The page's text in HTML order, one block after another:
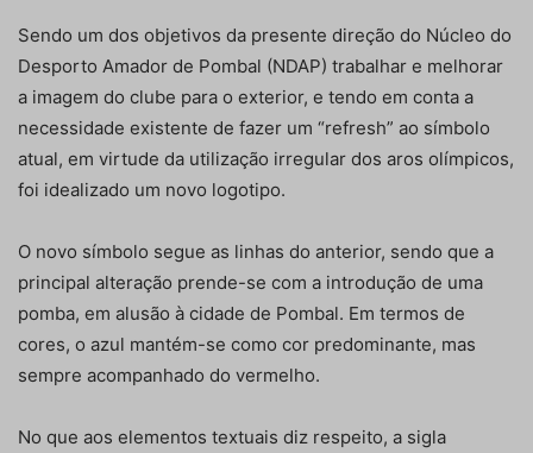
Sendo um dos objetivos da presente direção do Núcleo do
Desporto Amador de Pombal (NDAP) trabalhar e melhorar
a imagem do clube para o exterior, e tendo em conta a
necessidade existente de fazer um “refresh” ao símbolo
atual, em virtude da utilização irregular dos aros olímpicos,
foi idealizado um novo logotipo.
O novo símbolo segue as linhas do anterior, sendo que a
principal alteração prende-se com a introdução de uma
pomba, em alusão à cidade de Pombal. Em termos de
cores, o azul mantém-se como cor predominante, mas
sempre acompanhado do vermelho.
No que aos elementos textuais diz respeito, a sigla